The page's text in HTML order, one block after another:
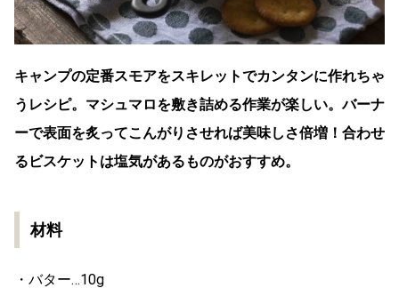
キャンプの定番スモアをスキレットでカンタンに作れちゃ
うレシピ。マシュマロを敷き詰める作業が楽しい。バーナ
ーで表面を炙ってこんがりさせれば美味しさ倍増！合わせ
るビスケットは塩気があるものがおすすめ。
材料
・バター…10g